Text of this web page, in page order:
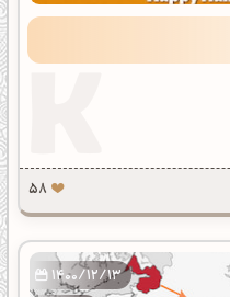
58
1400/12/13